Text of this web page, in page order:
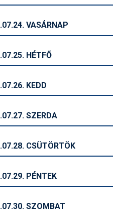
VASÁRNAP
HÉTFŐ
KEDD
SZERDA
CSÜTÖRTÖK
PÉNTEK
SZOMBAT